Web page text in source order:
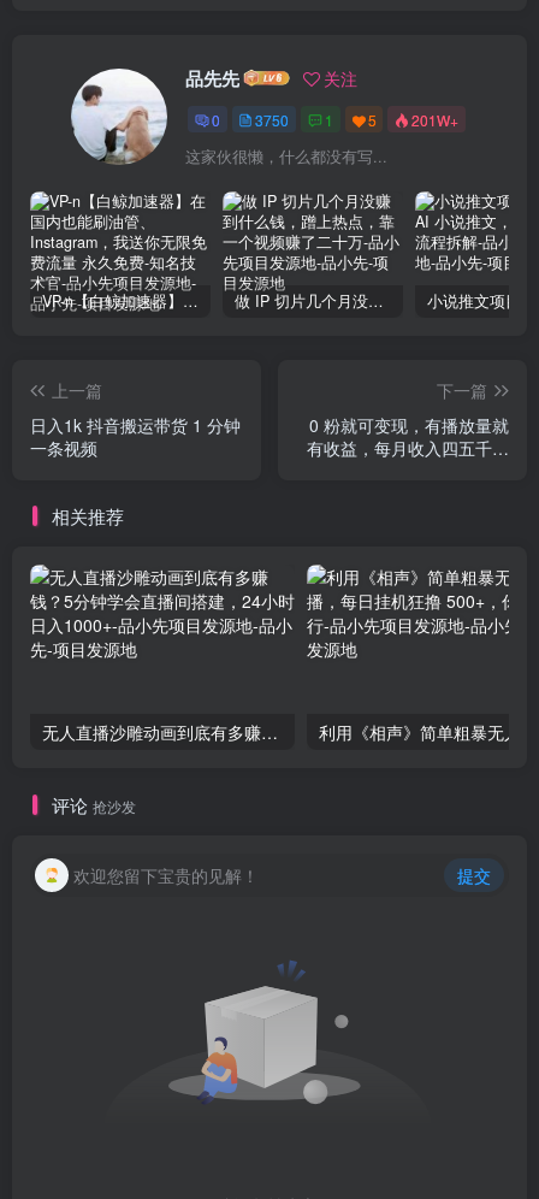
品先先 关注
0 3750 1 5 201W+
这家伙很懒，什么都没有写...
VP-n【白鲸加速器】在国内也能刷油管、Instagram，我送你无限免费流量 永久免费-知名技术官-品小先项目发源地 做 IP 切片几个月没赚到什么钱，蹭上热点，靠一个视频赚了二十万-品小先项目发源地
上一篇
日入1k 抖音搬运带货 1 分钟
一条视频
下一篇
0 粉就可变现，有播放量就
有收益，每月收入四五千，
相关推荐
无人直播沙雕动画到底有多赚钱？5分钟学会直播间搭建，24小时日入1000+-品小先项目发源地
评论 抢沙发
欢迎您留下宝贵的见解！ 提交